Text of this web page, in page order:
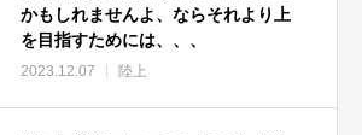
かもしれませんよ、ならそれより上
を目指すためには、、、
2023.12.07 陸上